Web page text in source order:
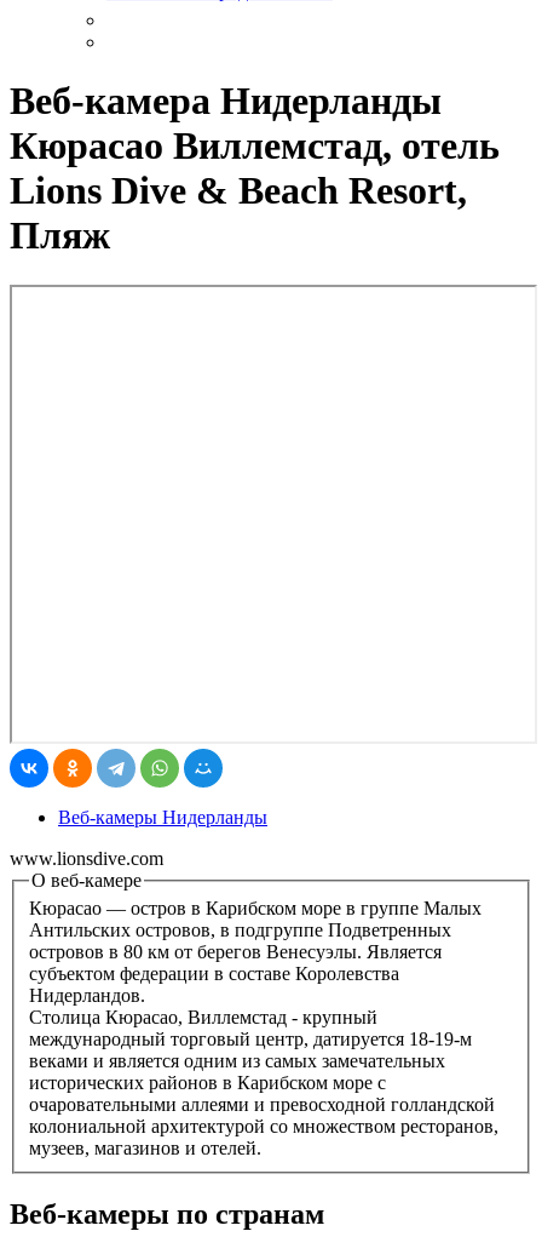
Веб-камера Нидерланды
Кюрасао Виллемстад, отель
Lions Dive & Beach Resort,
Пляж
Веб-камеры Нидерланды
www.lionsdive.com
О веб-камере
Кюрасао — остров в Карибском море в группе Малых
Антильских островов, в подгруппе Подветренных
островов в 80 км от берегов Венесуэлы. Является
субъектом федерации в составе Королевства
Нидерландов.
Столица Кюрасао, Виллемстад - крупный
международный торговый центр, датируется 18-19-м
веками и является одним из самых замечательных
исторических районов в Карибском море с
очаровательными аллеями и превосходной голландской
колониальной архитектурой со множеством ресторанов,
музеев, магазинов и отелей.
Веб-камеры по странам